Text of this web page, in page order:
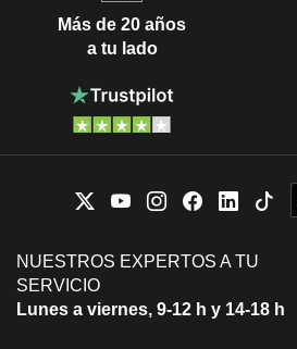
Más de 20 años
a tu lado
NUESTROS EXPERTOS A TU
SERVICIO
Lunes a viernes, 9-12 h y 14-18 h